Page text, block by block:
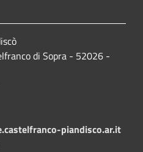
di Sopra - 52026 -
piandisco.ar.it